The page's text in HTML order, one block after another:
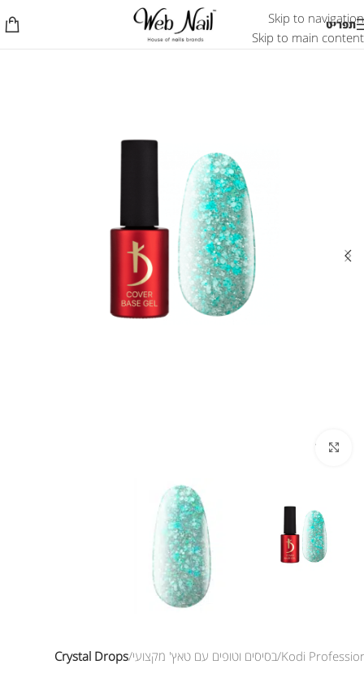
Skip to navigation
Skip to main content
תפריט
אזל המלאי
לחץ להגדלת התמונה
Kodi בסיסים וטופים עם טאץ' מקצועי Crystal Drops